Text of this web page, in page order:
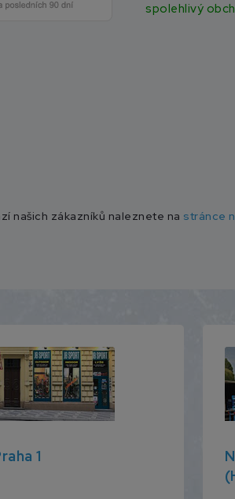
spolehlivý
našich zákazníků naleznete na stránce
1